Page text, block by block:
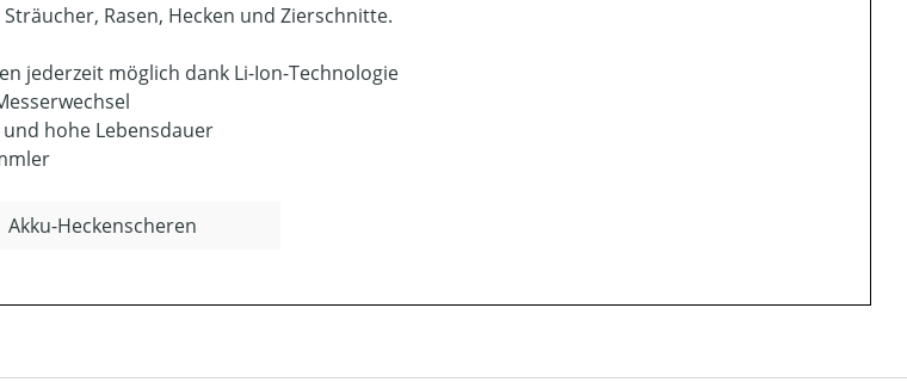
Rasen, Hecken und Zierschnitte.
jederzeit möglich dank Li-Ion-Technologie
hohe Lebensdauer
Akku-Heckenscheren